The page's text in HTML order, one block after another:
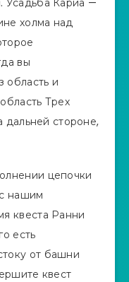
холма над
вы
область и
Трех
дальней стороне,
цепочки
нашим
квеста Ранни
есть
от башни
квест